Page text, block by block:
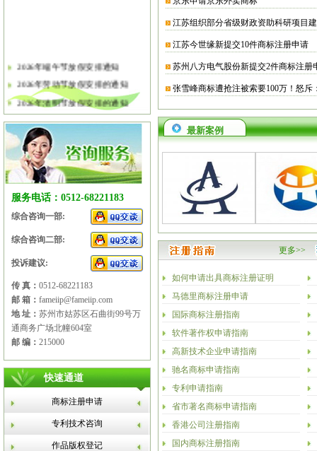
2026年端午节放假安排通知
2026年劳动节放假安排的通知
2026年清明节放假安排的通知
关于软件企业评估有关工作的通知
2026年春节放假安排的通知
2026年元旦放假安排的通知
2025年国庆节、中秋节放假安排
2025年劳动节放假安排的通知
2025年清明节放假安排的通知
服务电话：0512-68221183
综合咨询一部:
综合咨询二部:
投诉建议:
传 真： 0512-68221183
邮 箱： fameiip@fameiip.com
地 址： 苏州市姑苏区石曲街99号万
通商务广场北幢604室
邮 编： 215000
快速通道
商标注册申请
专利技术咨询
作品版权登记
江苏组织部分省级财政资助科研项目
江苏今世缘新提交10件商标注册申请
苏州八方电气股份新提交2件商标注册
张雪峰商标遭抢注被索要100万！怒斥
最新案例
更多>>
如何申请出具商标注册证明
马德里商标注册申请
国际商标注册指南
软件著作权申请指南
高新技术企业申请指南
驰名商标申请指南
专利申请指南
省市著名商标申请指南
香港公司注册指南
国内商标注册指南